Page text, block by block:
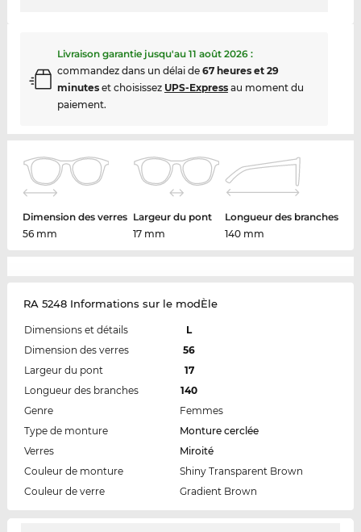
Livraison garantie jusqu'au 11 août 2026:
commandez dans un délai de 67 heures et 29
minuteset choisissez UPS-Expressau moment du
paiement.
Dimension des verres
56 mm
Largeur du pont
17 mm
Longueur des branches
140 mm
RA 5248 Informations sur le modÈle
Dimensions et détails
L
Dimension des verres
56
Largeur du pont
17
Longueur des branches
140
Genre
Femmes
Type de monture
Monture cerclée
Verres
Miroité
Couleur de monture
Shiny Transparent Brown
Couleur de verre
Gradient Brown